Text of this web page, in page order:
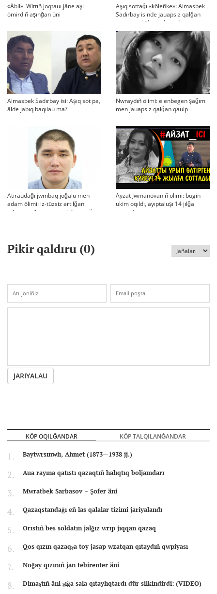
«Äbil». Wlttıñ joqtauı jäne aşı
ömirdiñ aşınğan üni
Aşıq sottağı «köleñke»: Almasbek
Sadırbay isinde jauapsız qalğan
swraqtar köbeyip baradı
Almasbek Sadırbay isi: Aşıq sot pa,
älde jabıq baqılau ma?
Nwraydıñ ölimi: elenbegen şağım
men jauapsız qalğan qauip
Atıraudağı jwmbaq joğalu men
adam ölimi: iz-tüzsiz artılğan
otbası, policiya tergeui jäne qoğam
Ayzat Jwmanovanıñ ölimi: bügin
ükim oqıldı, ayıptaluşı 14 jılğa
sottaldı
Pikir qaldıru (0)
JARIYALAU
KÖP OQILĞANDAR KÖP TALQILANĞANDAR
Baytwrsınwlı, Ahmet (1873—1938 jj.)
Aua rayına qatıstı qazaqtıñ halıqtıq boljamdarı
Mwratbek Sarbasov – Şofer äni
Qazaqstandağı eñ las qalalar tizimi jariyalandı
Orıstıñ bes soldatın jalğız wrıp jıqqan qazaq
Qos qızın qazaqşa toy jasap wzatqan qıtaydıñ qwpiyası
Noğay qızınıñ jan tebirenter äni
Dimaştıñ äni şığa sala qıtaylıqtardı dür silkindirdi: (VIDEO)